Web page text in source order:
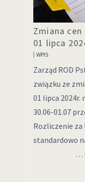
Zmiana
01 lipca
WPIS
Zarząd ROD
związku ze
01 lipca 2024r.
30.06-01.07
Rozliczenie
standardowo
…